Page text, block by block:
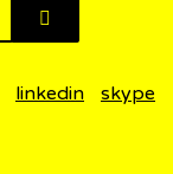
linkedin skype